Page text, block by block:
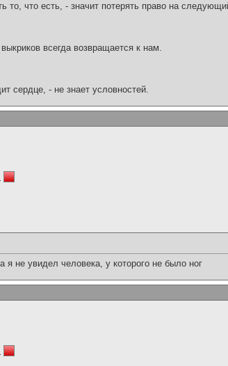
то, что есть, - значит потерять право на
всегда возвращается к нам.
сердце, - не знает условностей.
не увидел человека, у которого не было ног